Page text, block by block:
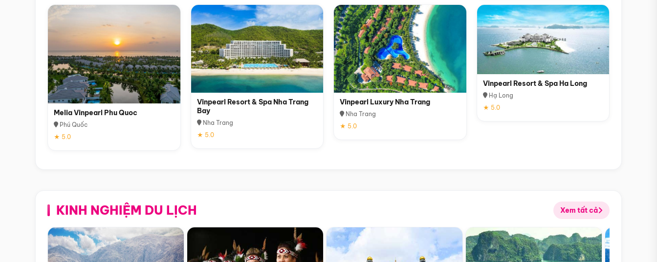
Melia Vinpearl Phu Quoc
Phú Quốc
★ 5.0
Vinpearl Resort & Spa Nha Trang
Bay
Nha Trang
★ 5.0
Vinpearl Luxury Nha Trang
Nha Trang
★ 5.0
Vinpearl Resort & Spa Ha Long
Hạ Long
★ 5.0
KINH NGHIỆM DU LỊCH Xem tất cả